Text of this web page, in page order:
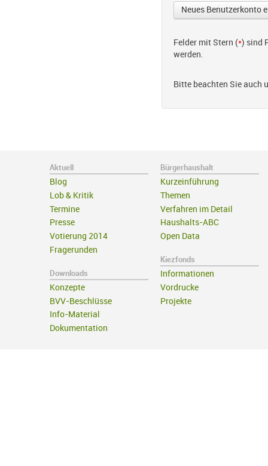
Felder mit Stern (*) sind
werden.
Bitte beachten Sie auch
Aktuell
Blog
Lob & Kritik
Termine
Presse
Votierung 2014
Fragerunden
Downloads
Konzepte
BVV-Beschlüsse
Info-Material
Dokumentation
Bürgerhaushalt
Kurzeinführung
Themen
Verfahren im Detail
Haushalts-ABC
Open Data
Kiezfonds
Informationen
Vordrucke
Projekte